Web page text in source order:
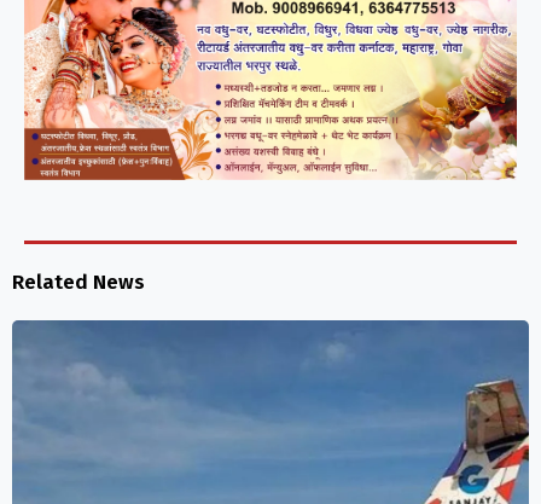
Related News